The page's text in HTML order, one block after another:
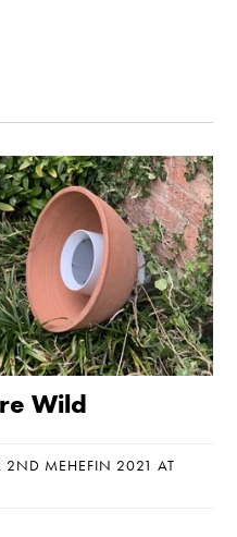
Wild
2ND MEHEFIN 2021 AT